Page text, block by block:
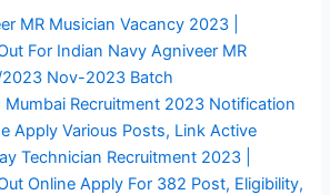
MR Musician Vacancy 2023 |
For Indian Navy Agniveer MR
Nov-2023 Batch
Mumbai Recruitment 2023 Notification
Apply Various Posts, Link Active
Technician Recruitment 2023 |
Online Apply For 382 Post, Eligibility,